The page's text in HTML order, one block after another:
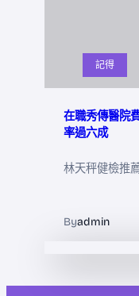
記得
在職秀傳醫院
率過六成
林天秤健檢推
Byadmin